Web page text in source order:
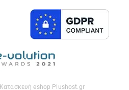
Κατασκευή eshop Plushost.gr